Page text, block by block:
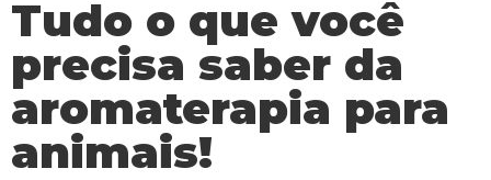
Tudo o que você
precisa saber da
aromaterapia para
animais!